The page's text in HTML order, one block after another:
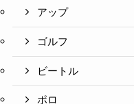
アップ
ゴルフ
ビートル
ポロ